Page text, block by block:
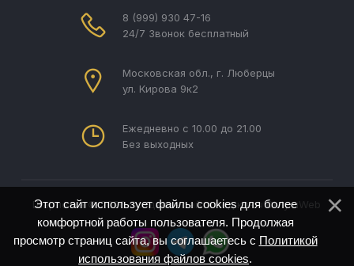
8 (999) 930 47-16
24/7 Звонок бесплатный
Московская обл., г. Люберцы
ул. Кирова 9к2
Ежедневно с 10.00 до 21.00
Без выходных
Шарлотка © 2026Создание сайта под ключ Divly uWeb
Этот сайт использует файлы cookies для более
комфортной работы пользователя. Продолжая
просмотр страниц сайта, вы соглашаетесь с Политикой
использования файлов cookies.